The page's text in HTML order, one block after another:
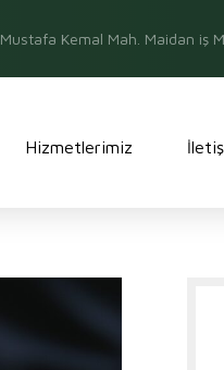
Mustafa Kemal Mah. Maidan iş
Hizmetlerimiz